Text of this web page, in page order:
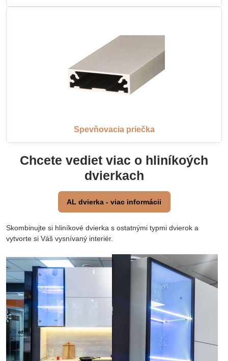
Spevňovacia priečka
Chcete vediet viac o hliníkoých
dvierkach
AL dvierka - viac informácii
Skombinujte si hliníkové dvierka s ostatnými typmi dvierok a
vytvorte si Váš vysnívaný interiér.